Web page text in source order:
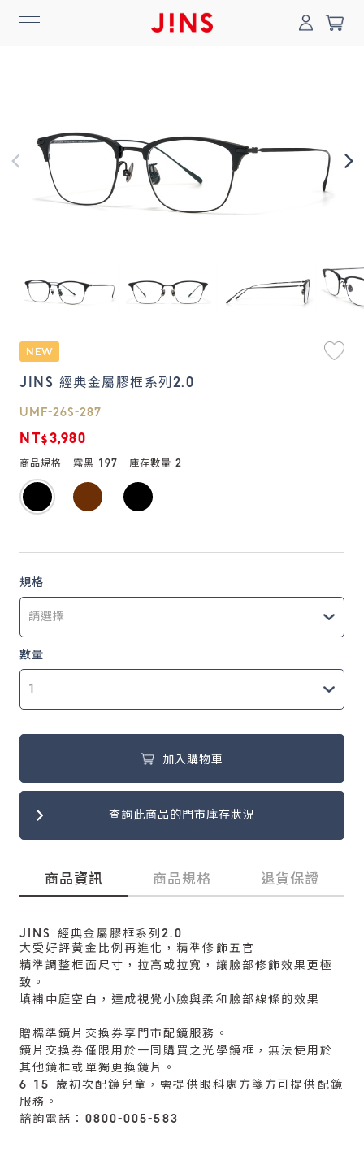
登入/註冊 門市一覽
最新消息
Collection
Online Shop
鏡片說明
Lens
常見問題
FAQ
0
JINS 經典金屬膠框系列2.0
UMF-26S-287
NT$3,980
商品規格 | 霧黑 197 | 庫存數量 2
規格
數量
加入購物車
查詢此商品的門市庫存狀況
商品資訊 商品規格 退貨保證
JINS 經典金屬膠框系列2.0
大受好評黃金比例再進化，精準修飾五官
精準調整框面尺寸，拉高或拉寬，讓臉部修飾效果更極
致。
填補中庭空白，達成視覺小臉與柔和臉部線條的效果
贈標準鏡片交換券享門市配鏡服務。
鏡片交換券僅限用於一同購買之光學鏡框，無法使用於
其他鏡框或單獨更換鏡片。
6-15 歲初次配鏡兒童，需提供眼科處方箋方可提供配鏡
服務。
諮詢電話：0800-005-583